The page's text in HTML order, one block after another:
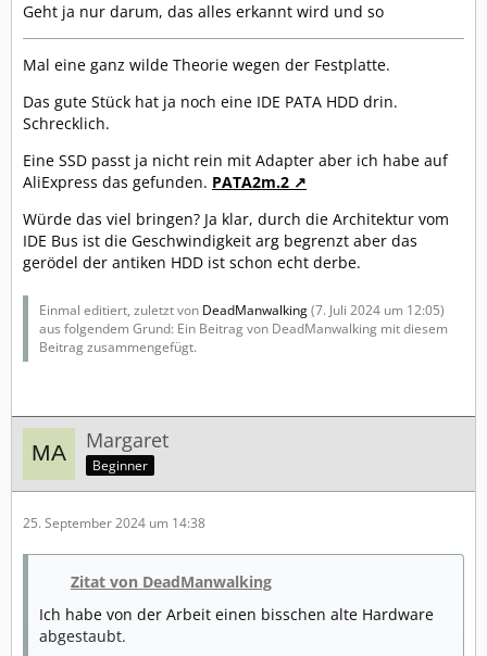
Geht ja nur darum, das alles erkannt wird und so
Mal eine ganz wilde Theorie wegen der Festplatte.
Das gute Stück hat ja noch eine IDE PATA HDD drin.
Schrecklich.
Eine SSD passt ja nicht rein mit Adapter aber ich habe auf
AliExpress das gefunden. PATA2m.2
Würde das viel bringen? Ja klar, durch die Architektur vom
IDE Bus ist die Geschwindigkeit arg begrenzt aber das
gerödel der antiken HDD ist schon echt derbe.
Einmal editiert, zuletzt von DeadManwalking(7. Juli 2024 um 12:05)
aus folgendem Grund: Ein Beitrag von DeadManwalking mit diesem
Beitrag zusammengefügt.
Margaret
Beginner
25. September 2024 um 14:38
Zitat von DeadManwalking
Ich habe von der Arbeit einen bisschen alte Hardware
abgestaubt.